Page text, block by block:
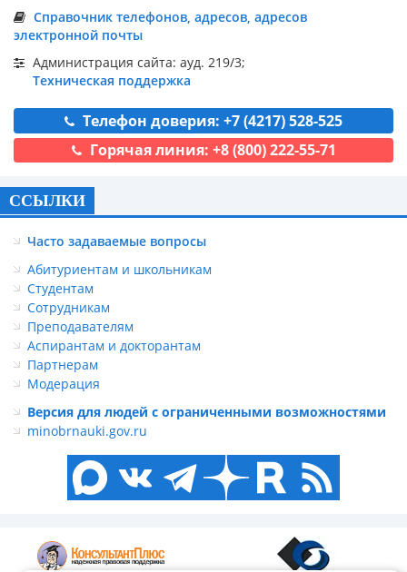
Справочник телефонов, адресов, адресов
электронной почты
Администрация сайта: ауд. 219/3;
Техническая поддержка
Телефон доверия: +7 (4217) 528-525
Горячая линия: +8 (800) 222-55-71
ССЫЛКИ
Часто задаваемые вопросы
Абитуриентам и школьникам
Студентам
Сотрудникам
Преподавателям
Аспирантам и докторантам
Партнерам
Модерация
Версия для людей с ограниченными возможностями
minobrnauki.gov.ru